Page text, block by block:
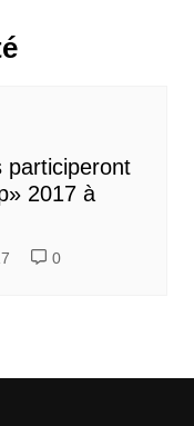
participeront
2017 à
0